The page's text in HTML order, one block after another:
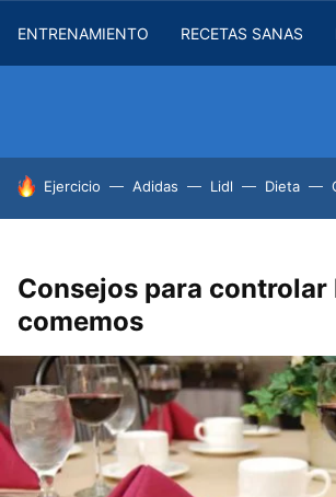
ENTRENAMIENTO RECETAS SANAS
HOY SE HABLA DE
Ejercicio Adidas Lidl Dieta
Consejos para controlar
comemos